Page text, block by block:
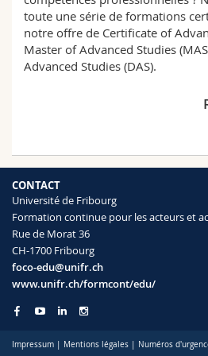
Sciences et médecine
Interfacultaire
Collaborateurs
Doctorants
Webmail
Programme des cours
toute une série de formations
notre offre de Certificate of
Master of Advanced Studies
Advanced Studies (DAS).
CONTACT
Université de Fribourg
Formation continue pour les acteurs et
Rue de Morat 36
CH-1700 Fribourg
foco-edu@unifr.ch
www.unifr.ch/formcont/edu/
Impressum | Mentions légales | Numéros